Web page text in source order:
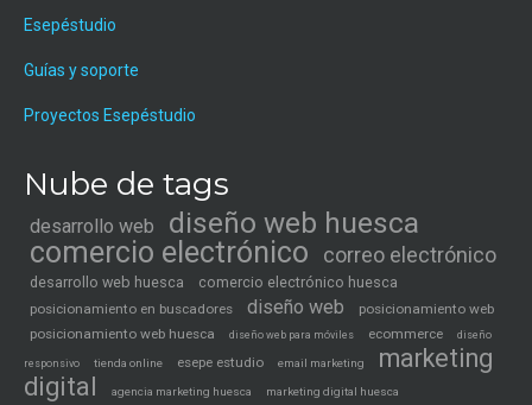
Esepéstudio
Guías y soporte
Proyectos Esepéstudio
Nube de tags
desarrollo web
diseño web huesca
comercio electrónico
correo electrónico
desarrollo web huesca comercio electrónico huesca
posicionamiento en buscadores diseño web
posicionamiento web
posicionamiento web huesca
diseño web para móviles ecommerce diseño
responsivo tienda online esepe estudio email marketing
marketing
digital
agencia marketing huesca marketing digital huesca